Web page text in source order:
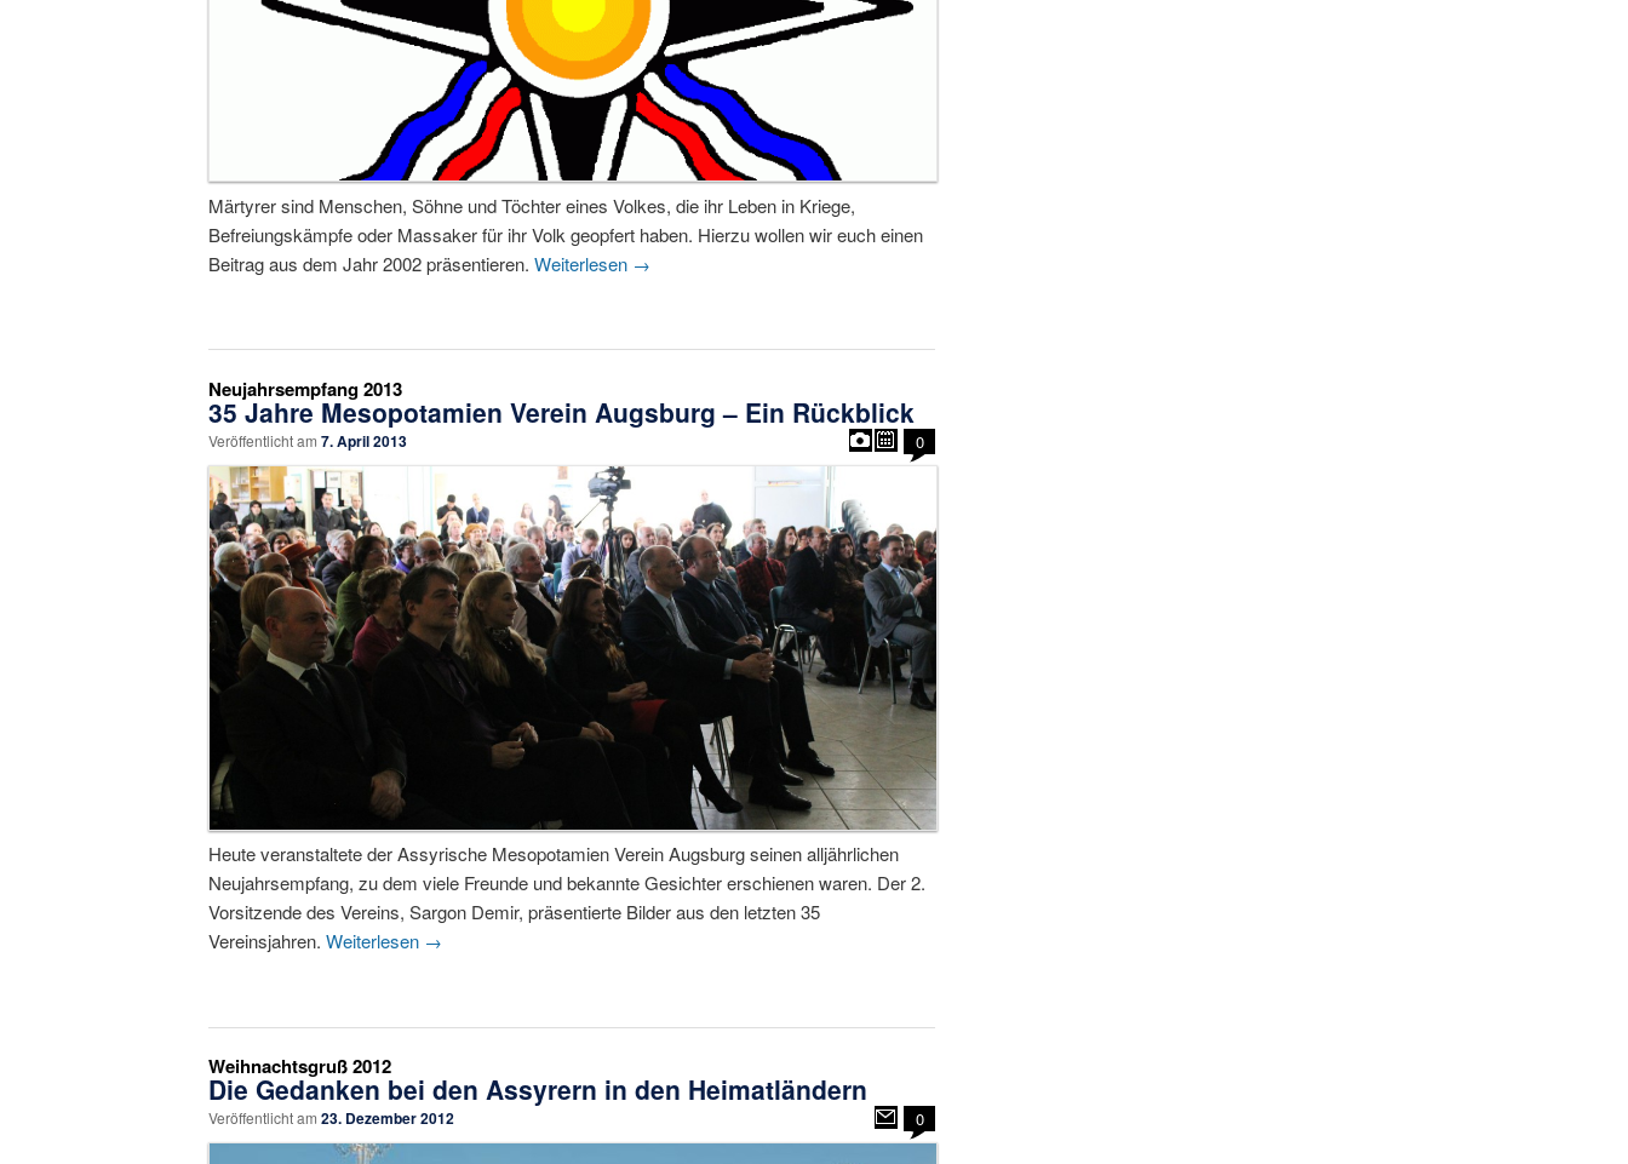
Märtyrer sind Menschen, Söhne und Töchter eines Volkes, die ihr Leben in Kriege,
Befreiungskämpfe oder Massaker für ihr Volk geopfert haben. Hierzu wollen wir euch einen
Beitrag aus dem Jahr 2002 präsentieren. Weiterlesen →
Neujahrsempfang 2013
35 Jahre Mesopotamien Verein Augsburg – Ein Rückblick
Veröffentlicht am 7. April 2013 0
Heute veranstaltete der Assyrische Mesopotamien Verein Augsburg seinen alljährlichen
Neujahrsempfang, zu dem viele Freunde und bekannte Gesichter erschienen waren. Der 2.
Vorsitzende des Vereins, Sargon Demir, präsentierte Bilder aus den letzten 35
Vereinsjahren. Weiterlesen →
Weihnachtsgruß 2012
Die Gedanken bei den Assyrern in den Heimatländern
Veröffentlicht am 23. Dezember 2012 0